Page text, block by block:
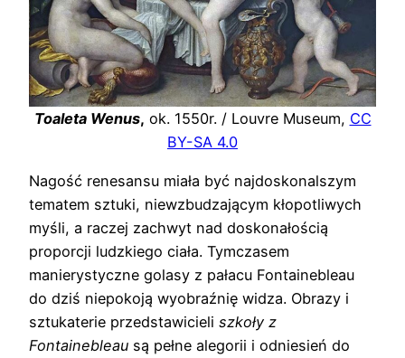
Toaleta Wenus, ok. 1550r. / Louvre Museum, CC
BY-SA 4.0
Nagość renesansu miała być najdoskonalszym
tematem sztuki, niewzbudzającym kłopotliwych
myśli, a raczej zachwyt nad doskonałością
proporcji ludzkiego ciała. Tymczasem
manierystyczne golasy z pałacu Fontainebleau
do dziś niepokoją wyobraźnię widza. Obrazy i
sztukaterie przedstawicieli szkoły z
Fontainebleau są pełne alegorii i odniesień do